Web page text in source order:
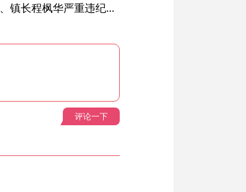
绩溪县长安镇原党委副书记、镇长程枫华严重违纪违法被开除党籍和公职
评论一下